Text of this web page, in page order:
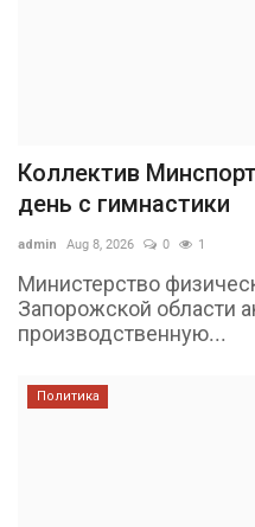
Коллектив
день с гимнастики
admin Aug 8, 2026 0 1
Министерство
Запорожской области
производственную...
Политика